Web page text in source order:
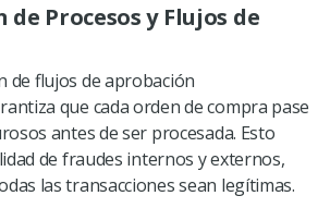
Procesos y Flujos de
de flujos de aprobación
que cada orden de compra pase
antes de ser procesada. Esto
de fraudes internos y externos,
las transacciones sean legítimas.